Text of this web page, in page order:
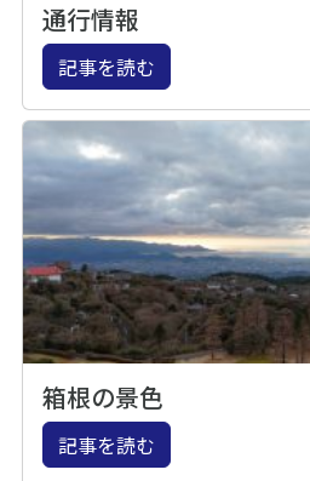
通行情報
記事を読む
箱根の景色
記事を読む